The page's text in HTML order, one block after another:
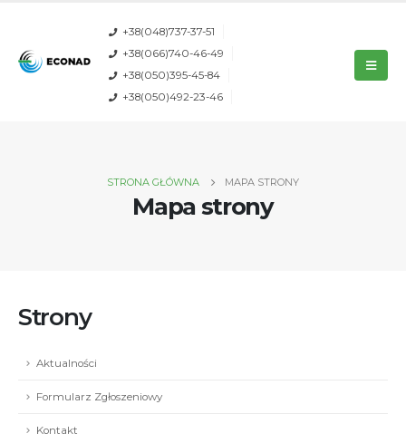
+38(048)737-37-51
+38(066)740-46-49
+38(050)395-45-84
+38(050)492-23-46
STRONA GŁÓWNA MAPA STRONY
Mapa strony
Strony
Aktualności
Formularz Zgłoszeniowy
Kontakt